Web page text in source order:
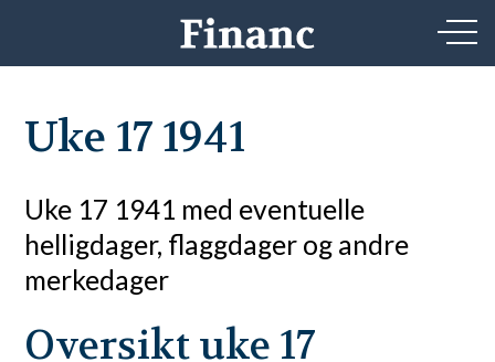
Uke 17 1941
Uke 17 1941 med eventuelle
helligdager, flaggdager og andre
merkedager
Oversikt uke 17